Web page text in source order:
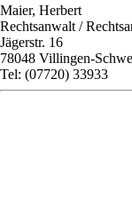
Maier, Herbert
Rechtsanwalt /
Jägerstr. 16
78048 Villingen-
Tel: (07720) 33933